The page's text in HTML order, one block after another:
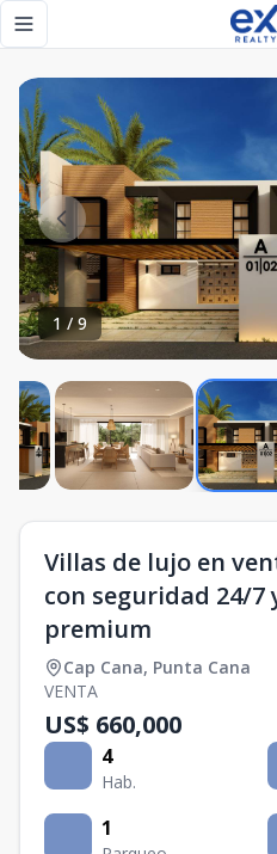
Toggle navigation menu
1 / 9
Villas de lujo en
con seguridad 24/7
premium
Cap Cana, Punta Cana
VENTA
US$ 660,000
4
Hab.
1
Villas de lujo en venta en Cap